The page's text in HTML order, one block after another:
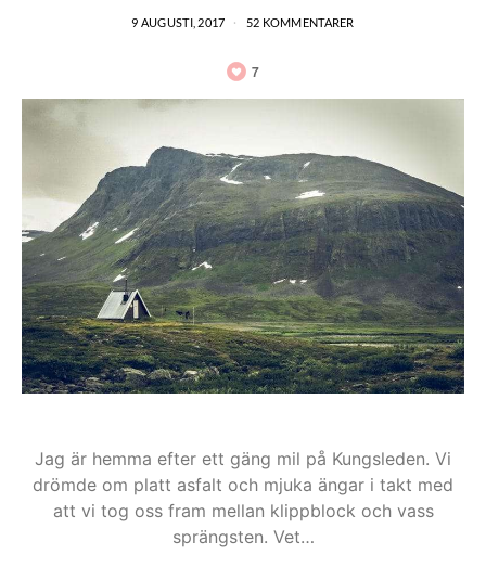
9 AUGUSTI, 2017 52 KOMMENTARER
7
Jag är hemma efter ett gäng mil på Kungsleden. Vi
drömde om platt asfalt och mjuka ängar i takt med
att vi tog oss fram mellan klippblock och vass
sprängsten. Vet…